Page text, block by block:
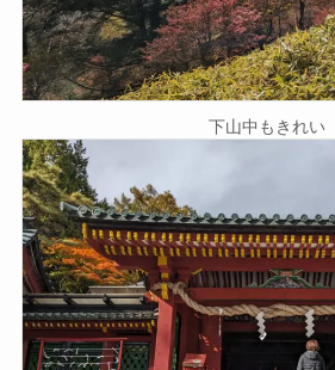
下山中もきれい